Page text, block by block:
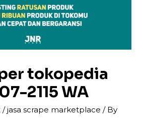
tokopedia
2115 WA
/jasa scrape marketplace / By